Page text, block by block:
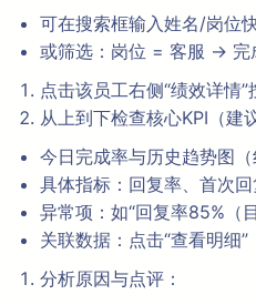
可在搜索框输入姓名/岗位
或筛选：岗位 = 客服 → 完
点击该员工右侧“绩效详情
从上到下检查核心KPI（建
今日完成率与历史趋势图（
具体指标：回复率、首次
异常项：如“回复率85%（
关联数据：点击“查看明
分析原因与点评：